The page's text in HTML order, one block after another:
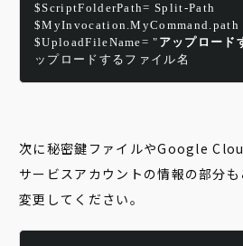
$ScriptFolderPath= Split-Path
$MyInvocation.MyCommand.path
$UploadFileName= " アップロード
ップロードするファイル名
次に秘密鍵ファイルやGoogle
サービスアカウントの情報の部分も
変更してください。